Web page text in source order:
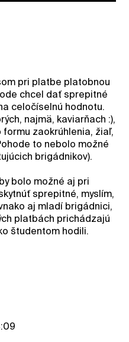
pri platbe platobnou
chcel dať sprepitné
celočíselnú hodnotu.
najmä, kaviarňach :),
zaokrúhlenia, žiaľ,
to nebolo možné
brigádnikov).
bolo možné aj pri
sprepitné, myslím,
aj mladí brigádnici,
platbách prichádzajú
študentom hodili.